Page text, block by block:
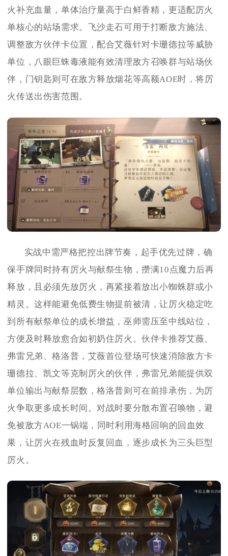
火补充血量，单体治疗量高于白鲜香精，更适配厉火
单核心的站场需求。飞沙走石可用于打断敌方施法、
调整敌方伙伴卡位置，配合艾薇针对卡珊德拉等威胁
单位，八眼巨蛛毒液能有效清理敌方召唤群与站场伙
伴，门钥匙则可在敌方释放烟花等高额AOE时，将厉
火传送出伤害范围。
实战中需严格把控出牌节奏，起手优先过牌，确
保手牌同时持有厉火与献祭生物，攒满10点魔力后再
释放，且必须先放厉火，再紧接着放出小蜘蛛群或小
精灵。这样能避免低费生物提前被清，让厉火稳定吃
到所有献祭单位的成长增益，巫师需压至中线站位，
方便及时释放愈合如初奶住厉火。伙伴卡推荐艾薇、
弗雷兄弟、格洛普，艾薇首位登场可快速消除敌方卡
珊德拉、凯文等克制厉火的伙伴，弗雷兄弟能提供双
单位输出与献祭层数，格洛普则可在前排承伤，为厉
火争取更多成长时间。对战时要分散布置召唤物，避
免被敌方AOE一锅端，同时利用海格回响的回血效
果，让厉火在残血时反复回血，逐步成长为三头巨型
厉火。